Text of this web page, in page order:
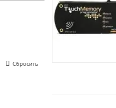
Сбросить